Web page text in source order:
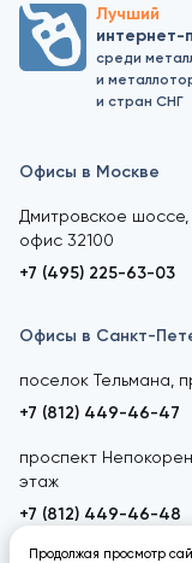
Лучший
интернет-
среди
и
и стран СНГ
Офисы в Москве
Дмитровское
офис 32100
+7 (495) 225-63-03
Офисы в Санкт-
поселок Тельмана,
+7 (812) 449-46-47
проспект
этаж
+7 (812) 449-46-48
Продолжая просмотр